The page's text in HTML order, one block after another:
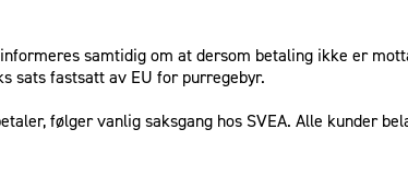
samtidig om at dersom betaling ikke er
sats fastsatt av EU for purregebyr.
følger vanlig saksgang hos SVEA. Alle kunder